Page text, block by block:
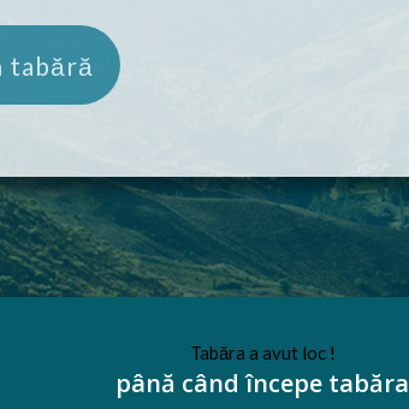
tabără
Tabăra a avut loc !
până când începe tabăra